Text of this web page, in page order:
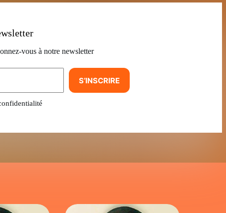
vous à notre newsletter
S’INSCRIRE